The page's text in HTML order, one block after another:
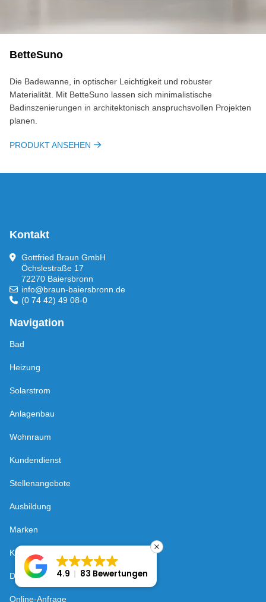
BetteSuno
Die Badewanne, in optischer Leichtigkeit und robuster
Materialität. Mit BetteSuno lassen sich minimalistische
Badinszenierungen in architektonisch anspruchsvollen Projekten
planen.
PRODUKT ANSEHEN
Kontakt
Gottfried Braun GmbH
Öchslestraße 17
72270 Baiersbronn
info@braun-baiersbronn.de
(0 74 42) 49 08-0
Navigation
Bad
Heizung
Solarstrom
Anlagenbau
Wohnraum
Kundendienst
Stellenangebote
Ausbildung
Marken
Kontaktformular
Datenschutz
Online-Anfrage
4.9 83 Bewertungen